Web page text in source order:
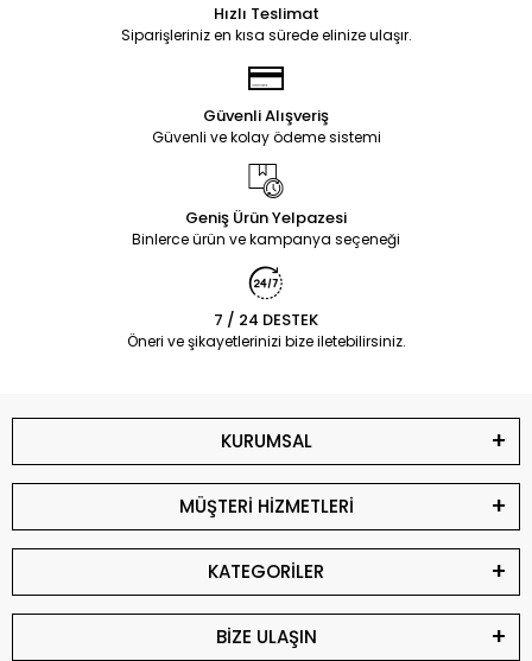
Hızlı Teslimat
Siparişleriniz en kısa sürede elinize ulaşır.
Güvenli Alışveriş
Güvenli ve kolay ödeme sistemi
Geniş Ürün Yelpazesi
Binlerce ürün ve kampanya seçeneği
7 / 24 DESTEK
Öneri ve şikayetlerinizi bize iletebilirsiniz.
KURUMSAL
MÜŞTERİ HİZMETLERİ
KATEGORİLER
BİZE ULAŞIN